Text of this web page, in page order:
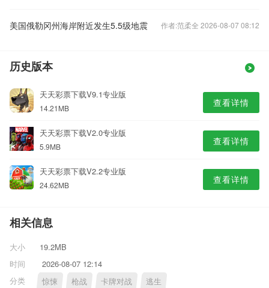
美国俄勒冈州海岸附近发生5.5级地震 作者:范柔全 2026-08-07 08:12
历史版本
天天彩票下载V9.1专业版
14.21MB 查看详情
天天彩票下载V2.0专业版
5.9MB 查看详情
天天彩票下载V2.2专业版
24.62MB 查看详情
相关信息
大小
19.2MB
时间
2026-08-07 12:14
分类
惊悚 枪战 卡牌对战 逃生